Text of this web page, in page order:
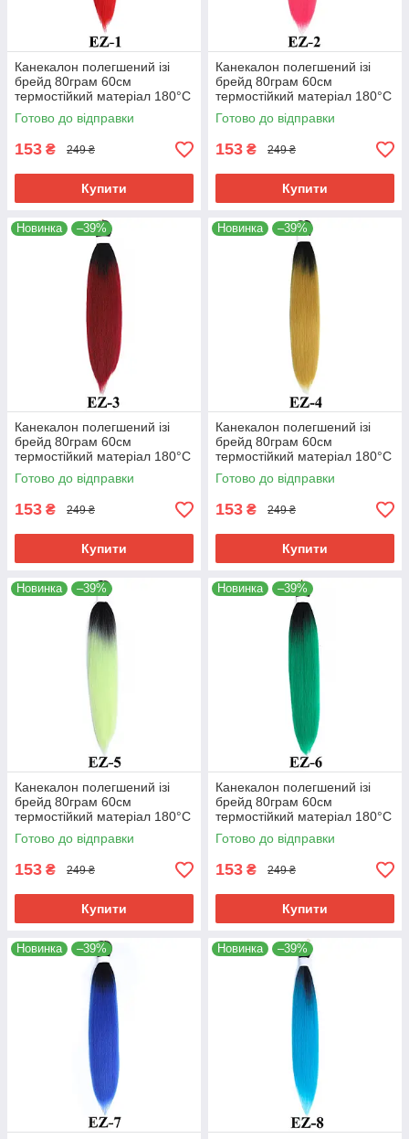
Канекалон полегшений ізі
брейд 80грам 60см
термостійкий матеріал 180°C
EZ-1 хвіст омбре Easy Braid
Готово до відправки
153 ₴ 249 ₴
Купити
Канекалон полегшений ізі
брейд 80грам 60см
термостійкий матеріал 180°C
EZ-2 хвіст омбре Easy Braid
Готово до відправки
153 ₴ 249 ₴
Купити
Новинка –39%
Канекалон полегшений ізі
брейд 80грам 60см
термостійкий матеріал 180°C
EZ-3 хвіст омбре Easy Braid
Готово до відправки
153 ₴ 249 ₴
Купити
Новинка –39%
Канекалон полегшений ізі
брейд 80грам 60см
термостійкий матеріал 180°C
EZ-4 хвіст омбре Easy Braid
Готово до відправки
153 ₴ 249 ₴
Купити
Новинка –39%
Канекалон полегшений ізі
брейд 80грам 60см
термостійкий матеріал 180°C
EZ-5 хвіст омбре Easy Braid
Готово до відправки
153 ₴ 249 ₴
Купити
Новинка –39%
Канекалон полегшений ізі
брейд 80грам 60см
термостійкий матеріал 180°C
EZ-6 хвіст омбре Easy Braid
Готово до відправки
153 ₴ 249 ₴
Купити
Новинка –39% Новинка –39%